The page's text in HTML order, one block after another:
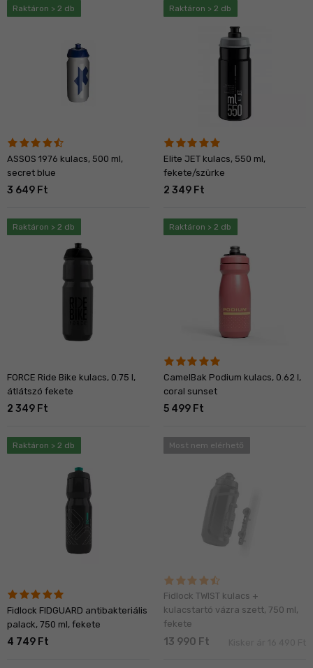
Raktáron > 2 db
ASSOS 1976 kulacs, 500 ml,
secret blue
3 649 Ft
Raktáron > 2 db
Elite JET kulacs, 550 ml,
fekete/szürke
2 349 Ft
Raktáron > 2 db
FORCE Ride Bike kulacs, 0.75 l,
átlátszó fekete
2 349 Ft
Raktáron > 2 db
CamelBak Podium kulacs, 0.62 l,
coral sunset
5 499 Ft
Raktáron > 2 db
Fidlock FIDGUARD antibakteriális
palack, 750 ml, fekete
4 749 Ft
Most nem elérhető
Fidlock TWIST kulacs +
kulacstartó vázra szett, 750 ml,
fekete
13 990 Ft